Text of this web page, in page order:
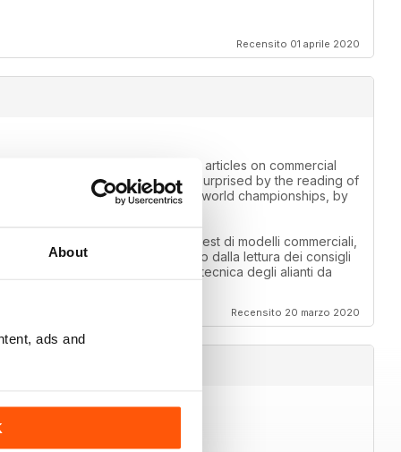
About
ads and
Recensito 01 aprile 2020
information. Those looking for articles on commercial
fields. I was pleasantly surprised by the reading of
air cargo callenge, by the F3A world championships, by
Chi cerca articoli su test di modelli commerciali,
rimato piacevolmente sorpreso dalla lettura dei consigli
dai mondiali di F3A, dalla tecnica degli alianti da
Recensito 20 marzo 2020